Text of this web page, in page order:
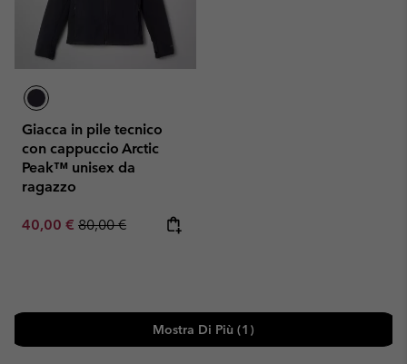
Giacca in pile tecnico
con cappuccio Arctic
Peak™ unisex da
ragazzo
Sale price:
40,00 € Regular price:
80,00 €
Mostra Di Più (1)